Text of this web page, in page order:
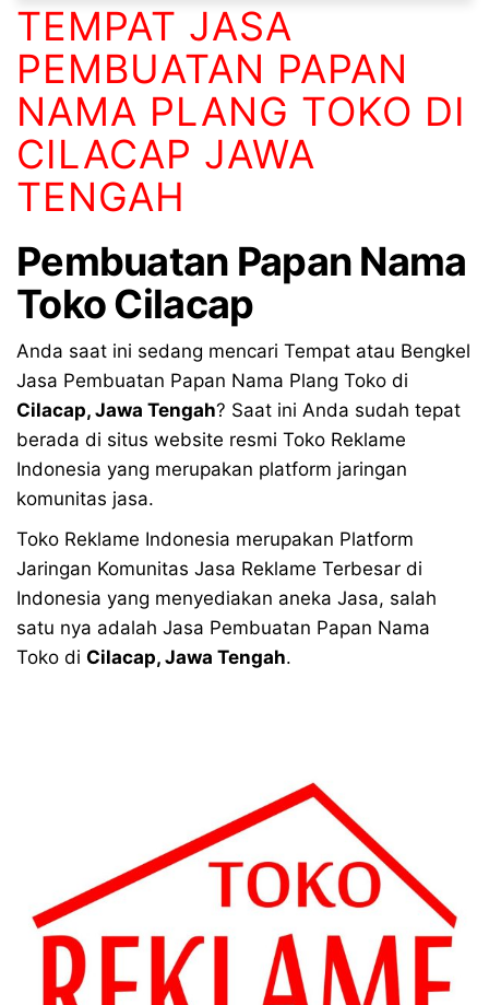
TEMPAT JASA
PEMBUATAN PAPAN
NAMA PLANG TOKO DI
CILACAP JAWA
TENGAH
Pembuatan Papan Nama
Toko Cilacap
Anda saat ini sedang mencari Tempat atau Bengkel
Jasa Pembuatan Papan Nama Plang Toko di
Cilacap, Jawa Tengah? Saat ini Anda sudah tepat
berada di situs website resmi Toko Reklame
Indonesia yang merupakan platform jaringan
komunitas jasa.
Toko Reklame Indonesia merupakan Platform
Jaringan Komunitas Jasa Reklame Terbesar di
Indonesia yang menyediakan aneka Jasa, salah
satu nya adalah Jasa Pembuatan Papan Nama
Toko di Cilacap, Jawa Tengah.